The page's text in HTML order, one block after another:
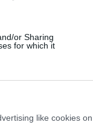
or Sharing
for which it
like cookies on
szerdai